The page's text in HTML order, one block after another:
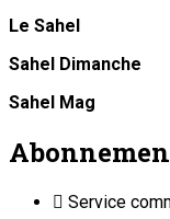
Le Sahel
Sahel Dimanche
Sahel Mag
Service